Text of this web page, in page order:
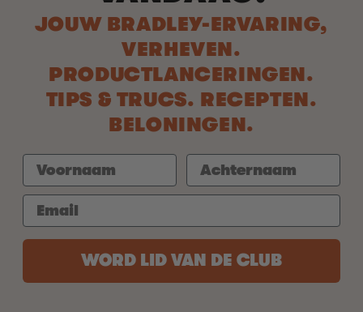
JOUW BRADLEY-ERVARING,
VERHEVEN.
PRODUCTLANCERINGEN.
TIPS & TRUCS. RECEPTEN.
BELONINGEN.
WORD LID VAN DE CLUB